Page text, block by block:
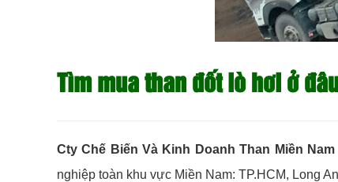
Tìm mua than đốt lò hơi ở
Cty Chế Biến Và Kinh Doanh Than Miền Nam
nghiệp toàn khu vực Miền Nam: TP.HCM, Long